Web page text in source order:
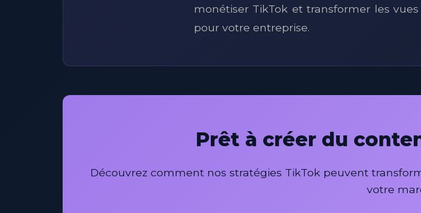
monétiser TikTok et transformer les
pour votre entreprise.
Prêt à créer du
Découvrez comment nos stratégies TikTok peuvent
votre